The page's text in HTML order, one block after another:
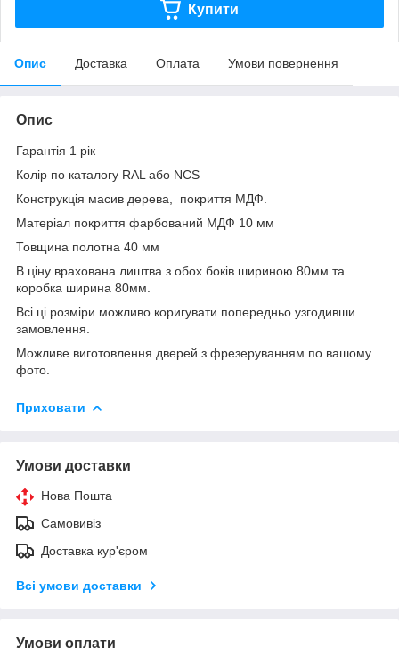
Купити
Опис Доставка Оплата Умови повернення
Опис
Гарантія 1 рік
Колір по каталогу RAL або NCS
Конструкція масив дерева, покриття МДФ.
Матеріал покриття фарбований МДФ 10 мм
Товщина полотна 40 мм
В ціну врахована лиштва з обох боків шириною 80мм та
коробка ширина 80мм.
Всі ці розміри можливо коригувати попередньо узгодивши
замовлення.
Можливе виготовлення дверей з фрезеруванням по вашому
фото.
Приховати
Умови доставки
Нова Пошта
Самовивіз
Доставка кур'єром
Всі умови доставки
Умови оплати